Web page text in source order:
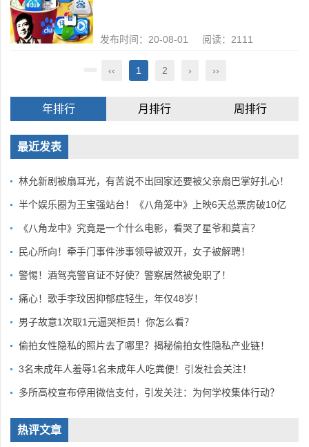
发布时间：20-08-01 阅读：2111
‹‹ 1 2 › ››
年排行 月排行 周排行
最近发表
林允新剧被扇耳光，有苦说不出回家还要被父亲扇巴掌好扎心！
半个娱乐圈为王宝强站台！《八角笼中》上映6天总票房破10亿
《八角龙中》究竟是一个什么电影，看哭了星爷和莫言？
民心所向！牵手门事件涉事领导被双开，女子被解聘！
警惕！酒驾亮警官证不好使？警察居然被免职了！
痛心！歌手李玟因抑郁症轻生，年仅48岁！
男子故意1次取1元逼哭柜员！你怎么看？
偷拍女性隐私的照片去了哪里？揭秘偷拍女性隐私产业链！
3名未成年人羞辱1名未成年人吃粪便！引发社会关注！
多所高校宣布停用微信支付，引发关注：为何学校集体行动？
热评文章